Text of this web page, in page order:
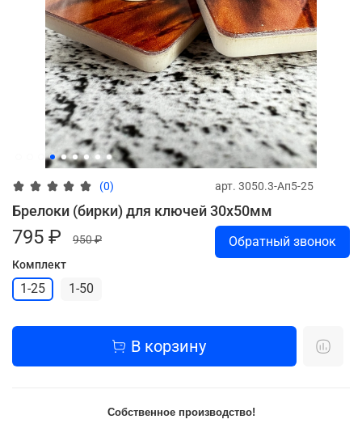
(0) арт. 3050.3-Ап5-25
Брелоки (бирки) для ключей 30х50мм
795 ₽
950 ₽
Комплект
1-25 1-50
Обратный звонок
В корзину
Собственное производство!